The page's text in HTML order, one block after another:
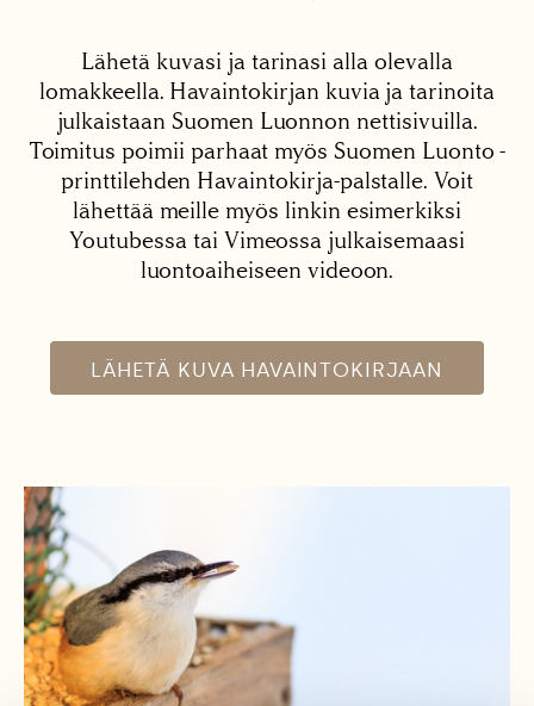
Lähetä kuvasi ja tarinasi alla olevalla
lomakkeella. Havaintokirjan kuvia ja tarinoita
julkaistaan Suomen Luonnon nettisivuilla.
Toimitus poimii parhaat myös Suomen Luonto -
printtilehden Havaintokirja-palstalle. Voit
lähettää meille myös linkin esimerkiksi
Youtubessa tai Vimeossa julkaisemaasi
luontoaiheiseen videoon.
LÄHETÄ KUVA HAVAINTOKIRJAAN